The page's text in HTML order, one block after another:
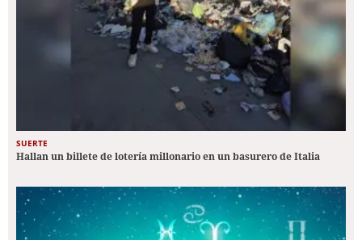
SUERTE
Hallan un billete de lotería millonario en un basurero de Italia